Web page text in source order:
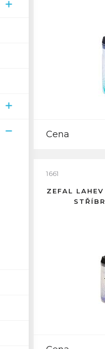
Cena
1661
ZEFAL